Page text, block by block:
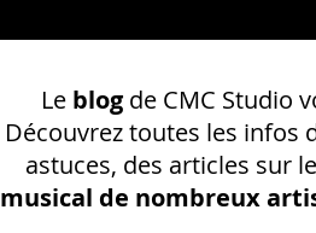
Le blog de CMC Studio
Découvrez toutes les infos
astuces, des articles sur
musical de nombreux